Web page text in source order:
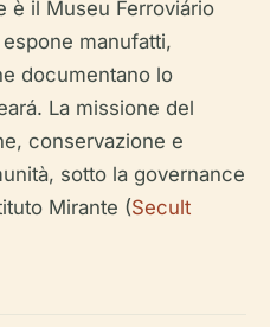
è il Museu Ferroviário
manufatti,
documentano lo
La missione del
conservazione e
sotto la governance
Mirante (Secult